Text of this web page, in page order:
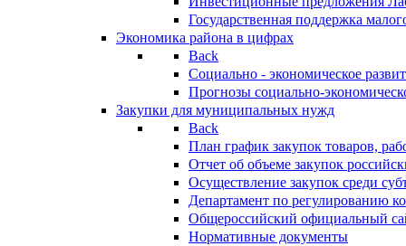
Государственная поддержка
Экономика района в цифрах
Back
Социально - экономическое
Прогнозы социально-
Закупки для муниципальных нужд
Back
План график закупок товаров,
Отчет об объеме закупок
Осуществление закупок среди
Департамент по регулированию
Общероссийский официальный
Нормативные документы